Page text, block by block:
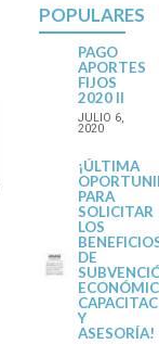
POPULARES
PAGO
APORTES
FIJOS
2020 II
JULIO 6,
2020
¡ÚLTIMA
PARA
SOLICITAR
LOS
DE
Y
ASESORÍA!